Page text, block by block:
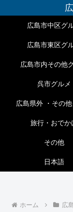
広島市中区グ
広島市東区グ
広島市内その他
呉市グルメ
広島県外 ・その
旅行・おでか
その他
日本語
ホーム 広